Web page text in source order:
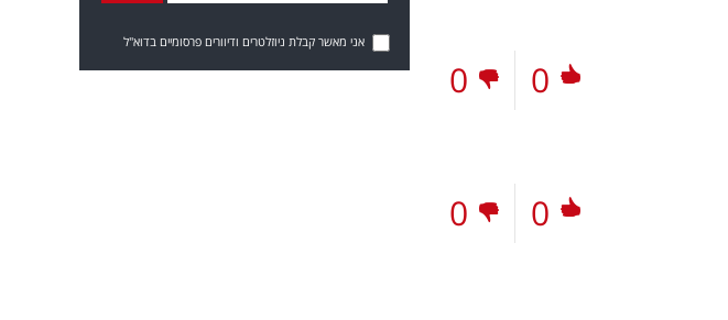
0
0
0
0
אני מאשר קבלת ניוזלטרים ודיוורים פרסומיים בדוא"ל